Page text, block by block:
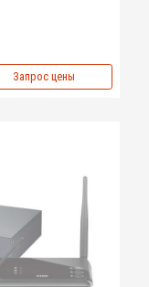
Запрос цены